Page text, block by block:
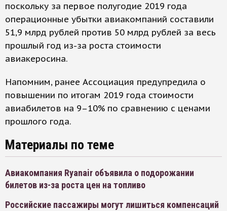
поскольку за первое полугодие 2019 года
операционные убытки авиакомпаний составили
51,9 млрд рублей против 50 млрд рублей за весь
прошлый год из-за роста стоимости
авиакеросина.
Напомним, ранее Ассоциация предупредила о
повышении по итогам 2019 года стоимости
авиабилетов на 9–10% по сравнению с ценами
прошлого года.
Материалы по теме
Авиакомпания Ryanair объявила о подорожании
билетов из-за роста цен на топливо
Российские пассажиры могут лишиться компенсаций